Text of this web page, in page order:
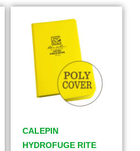
CALEPIN
HYDROFUGE RITE